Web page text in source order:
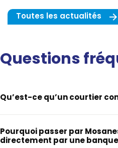
Toutes les actualités
Questions
Qu’est-ce qu’un courtier
Pourquoi passer par
directement par une